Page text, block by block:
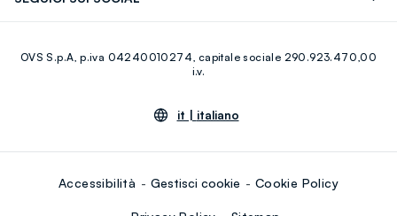
Youtube Linkedin
OVS S.p.A, p.iva 04240010274, capitale sociale 290.923.470,00
i.v.
it | italiano
Accessibilità Gestisci cookie Cookie Policy